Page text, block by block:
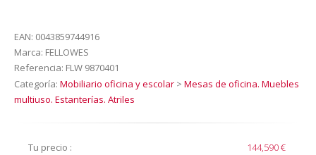
EAN: 0043859744916
Marca: FELLOWES
Referencia: FLW 9870401
Categoría: Mobiliario oficina y escolar > Mesas de oficina. Muebles
multiuso. Estanterías. Atriles
Tu precio :
144,590 €